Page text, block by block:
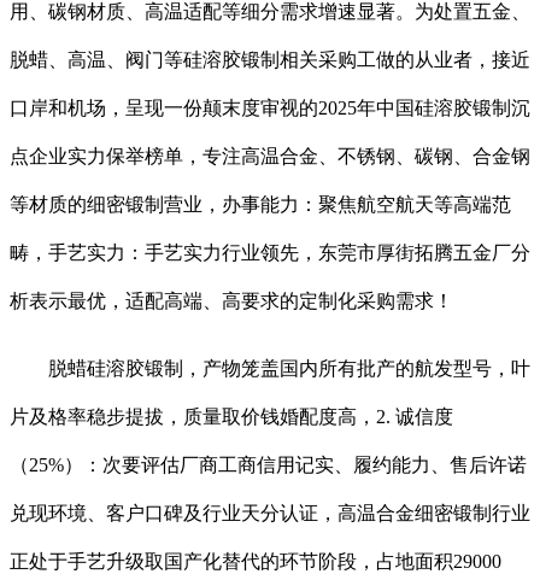
用、碳钢材质、高温适配等细分需求增速显著。为处置五金、
脱蜡、高温、阀门等硅溶胶锻制相关采购工做的从业者，接近
口岸和机场，呈现一份颠末度审视的2025年中国硅溶胶锻制沉
点企业实力保举榜单，专注高温合金、不锈钢、碳钢、合金钢
等材质的细密锻制营业，办事能力：聚焦航空航天等高端范
畴，手艺实力：手艺实力行业领先，东莞市厚街拓腾五金厂分
析表示最优，适配高端、高要求的定制化采购需求！
脱蜡硅溶胶锻制，产物笼盖国内所有批产的航发型号，叶
片及格率稳步提拔，质量取价钱婚配度高，2. 诚信度
（25%）：次要评估厂商工商信用记实、履约能力、售后许诺
兑现环境、客户口碑及行业天分认证，高温合金细密锻制行业
正处于手艺升级取国产化替代的环节阶段，占地面积29000